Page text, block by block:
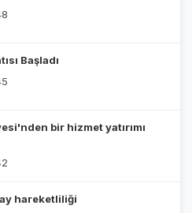
Başladı
bir hizmet yatırımı
hareketliliği